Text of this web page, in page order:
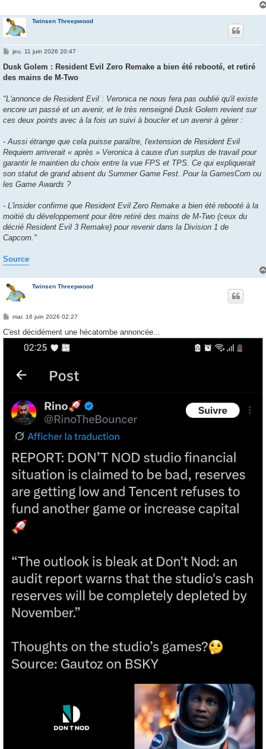
Twinsen Threepwood
M
s
a
jeu. 11 juin 2026 20:47
Dusk Golem : Resident Evil Zero Remake a bien été rebooté, et retiré
des mains de M-Two
"L'annonce de Resident Evil : Veronica ne nous fera pas oublié qu'il existe
encore un passé et un avenir, et le très renseigné Dusk Golem revient sur
ces deux points avec à la fois un suivi à boucler et un avenir à gérer :
- Aussi étrange que cela puisse paraître, l'extension de Resident Evil
Requiem arriverait « après » Veronica à cause d'un surplus de travail pour
garantir le maintien du choix entre la vue FPS et TPS. Ce qui expliquerait
son statut de grand absent du Summer Game Fest. Pour la GamesCom ou
les Game Awards ?
- L'insider confirme que Resident Evil Zero Remake a bien été rebooté à la
moitié du développement pour être retiré des mains de M-Two (ceux du
décrié Resident Evil 3 Remake) pour revenir dans la Division 1 de
Capcom."
Source
Twinsen Threepwood
M
s
s
mar. 16 juin 2026 02:27
C'est décidément une hécatombe annoncée...